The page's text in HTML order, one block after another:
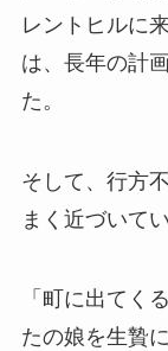
レントヒルに
は、長年の計
た。
そして、行方
まく近づいて
「町に出てく
たの娘を生贄